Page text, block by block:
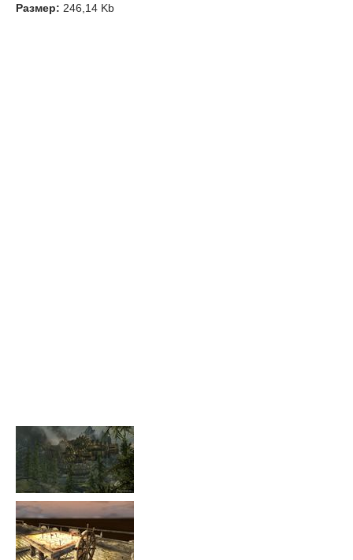
Размер: 246,14 Kb